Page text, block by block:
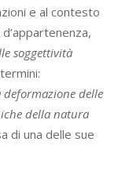
e al contesto
soggettività
deformazione delle
della natura
di una delle sue